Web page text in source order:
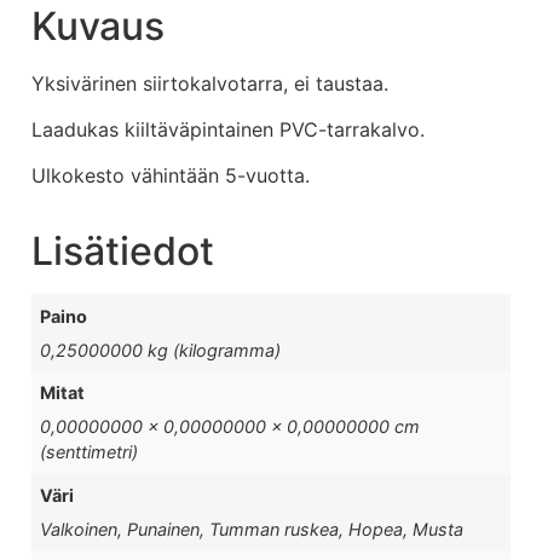
Kuvaus
Yksivärinen siirtokalvotarra, ei taustaa.
Laadukas kiiltäväpintainen PVC-tarrakalvo.
Ulkokesto vähintään 5-vuotta.
Lisätiedot
Paino
0,25000000 kg (kilogramma)
Mitat
0,00000000 × 0,00000000 × 0,00000000 cm
(senttimetri)
Väri
Valkoinen, Punainen, Tumman ruskea, Hopea, Musta